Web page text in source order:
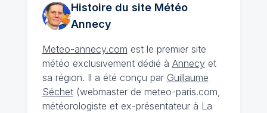
Histoire du site Météo
Annecy
Meteo-annecy.com est le premier site
météo exclusivement dédié à Annecyet
sa région. Il a été conçu par Guillaume
Séchet(webmaster de meteo-paris.com,
météorologiste et ex-présentateur à La